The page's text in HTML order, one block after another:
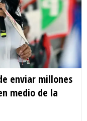
enviar millones
medio de la